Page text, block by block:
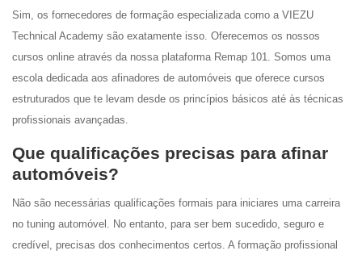
Sim, os fornecedores de formação especializada como a VIEZU
Technical Academy são exatamente isso. Oferecemos os nossos
cursos online através da nossa plataforma Remap 101. Somos uma
escola dedicada aos afinadores de automóveis que oferece cursos
estruturados que te levam desde os princípios básicos até às técnicas
profissionais avançadas.
Que qualificações precisas para afinar
automóveis?
Não são necessárias qualificações formais para iniciares uma carreira
no tuning automóvel. No entanto, para ser bem sucedido, seguro e
credível, precisas dos conhecimentos certos. A formação profissional